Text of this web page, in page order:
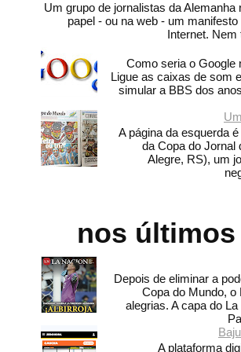
Um grupo de jornalistas da Alemanha
papel - ou na web - um
Internet. Nem
Como seria o Google
Ligue as caixas de som
simular a BBS dos
A página da esquerda
da Copa do Jornal
Alegre, RS), um
nos últimos
Depois de eliminar a
Copa do Mundo, o
alegrias. A capa do
A plataforma